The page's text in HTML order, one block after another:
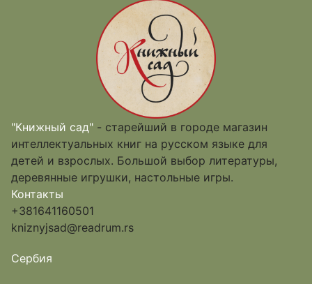
"Книжный сад" - старейший в городе магазин
интеллектуальных книг на русском языке для
детей и взрослых. Большой выбор литературы,
деревянные игрушки, настольные игры.
Контакты
+381641160501
kniznyjsad@readrum.rs
Сербия